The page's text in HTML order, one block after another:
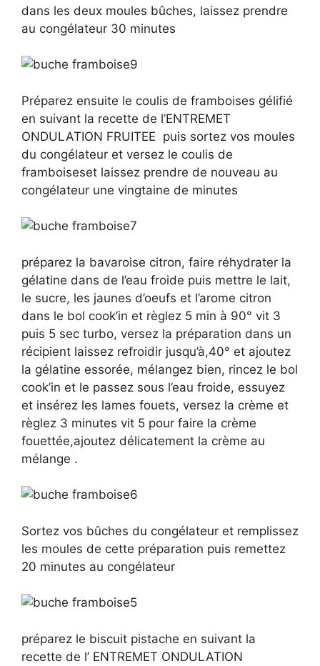
dans les deux moules bûches, laissez prendre
au congélateur 30 minutes
Préparez ensuite le coulis de framboises gélifié
en suivant la recette de l’ENTREMET
ONDULATION FRUITEE puis sortez vos moules
du congélateur et versez le coulis de
framboiseset laissez prendre de nouveau au
congélateur une vingtaine de minutes
préparez la bavaroise citron, faire réhydrater la
gélatine dans de l’eau froide puis mettre le lait,
le sucre, les jaunes d’oeufs et l’arome citron
dans le bol cook’in et règlez 5 min à 90° vit 3
puis 5 sec turbo, versez la préparation dans un
récipient laissez refroidir jusqu’à,40° et ajoutez
la gélatine essorée, mélangez bien, rincez le bol
cook’in et le passez sous l’eau froide, essuyez
et insérez les lames fouets, versez la crème et
règlez 3 minutes vit 5 pour faire la crème
fouettée,ajoutez délicatement la crème au
mélange .
Sortez vos bûches du congélateur et remplissez
les moules de cette préparation puis remettez
20 minutes au congélateur
préparez le biscuit pistache en suivant la
recette de l’ ENTREMET ONDULATION